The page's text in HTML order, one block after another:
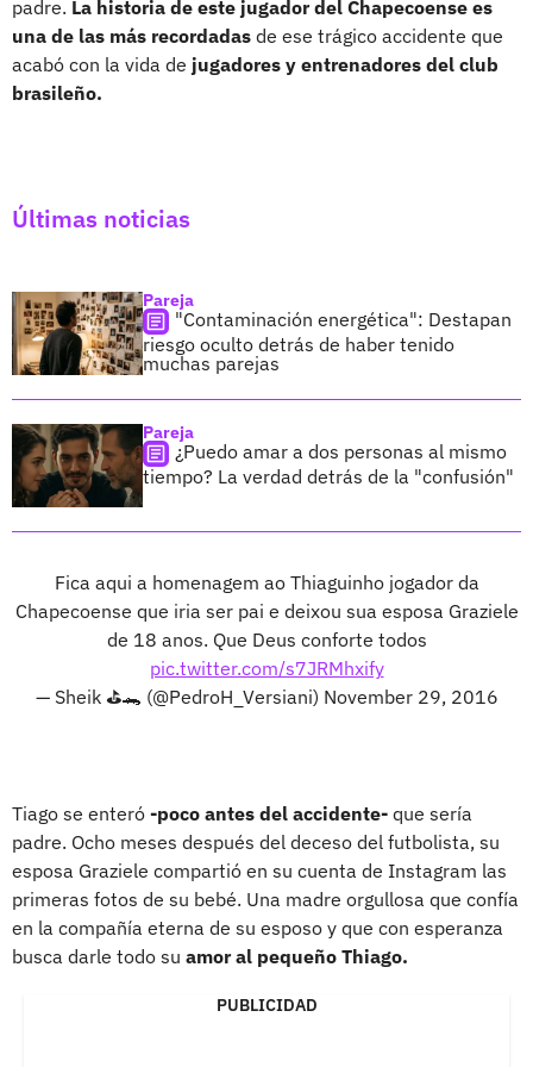
padre. La historia de este jugador del Chapecoense es
una de las más recordadas de ese trágico accidente que
acabó con la vida de jugadores y entrenadores del club
brasileño.
Últimas noticias
Pareja
"Contaminación energética": Destapan
riesgo oculto detrás de haber tenido
muchas parejas
Pareja
¿Puedo amar a dos personas al mismo
tiempo? La verdad detrás de la "confusión"
Fica aqui a homenagem ao Thiaguinho jogador da
Chapecoense que iria ser pai e deixou sua esposa Graziele
de 18 anos. Que Deus conforte todos
pic.twitter.com/s7JRMhxify
— Sheik ⛳️🐊 (@PedroH_Versiani) November 29, 2016
Tiago se enteró -poco antes del accidente- que sería
padre. Ocho meses después del deceso del futbolista, su
esposa Graziele compartió en su cuenta de Instagram las
primeras fotos de su bebé. Una madre orgullosa que confía
en la compañía eterna de su esposo y que con esperanza
busca darle todo su amor al pequeño Thiago.
PUBLICIDAD